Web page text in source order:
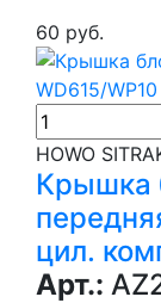
60 руб.
HOWO
Крышка
цил.
Арт.: